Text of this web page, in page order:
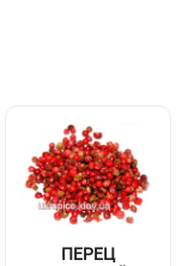
ПЕРЕЦ